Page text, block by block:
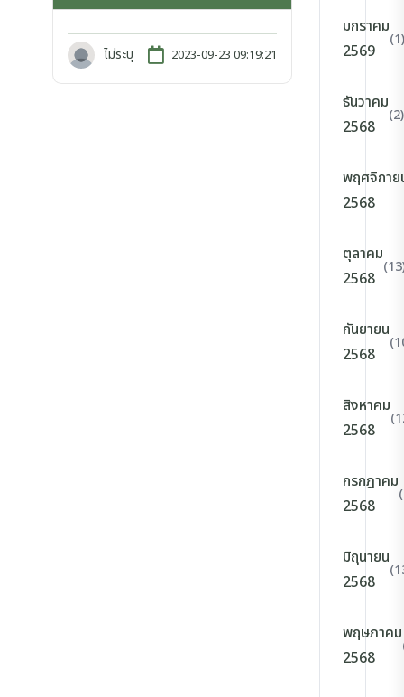
ไม่ระบุ 2023-09-23 09:19:21
มกราคม
2569
(1)
ธันวาคม
2568
(2)
พฤศจิกาย
2568
ตุลาคม
2568
กันยายน
2568
สิงหาคม
2568
กรกฎาคม
2568
มิถุนายน
2568
พฤษภาคม
2568